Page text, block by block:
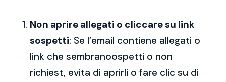
Non aprire allegati o cliccare su link
sospetti: Se l’email contiene allegati o
link che sembranoospetti o non
richiest, evita di aprirli o fare clic su di